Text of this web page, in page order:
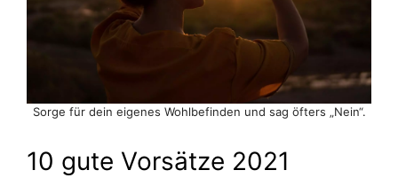
Sorge für dein eigenes Wohlbefinden und sag öfters „Nein“.
10 gute Vorsätze 2021